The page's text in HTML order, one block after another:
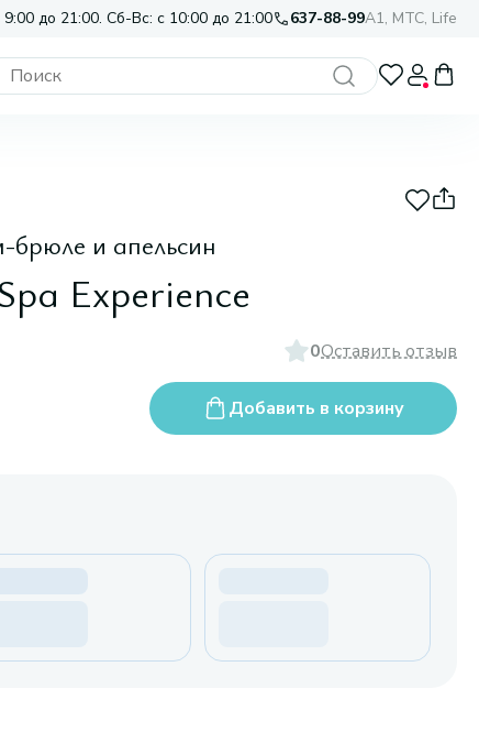
до 21:00. Сб-Вс: с 10:00 до 21:00 637-88-99A1, МТС, Life
брюле и апельсин
Experience
0Оставить отзыв
Добавить в корзину